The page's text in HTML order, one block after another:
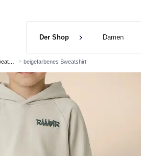
Der Shop Damen
Jungen Sweatshirt beigefarbenes Sweatshirt